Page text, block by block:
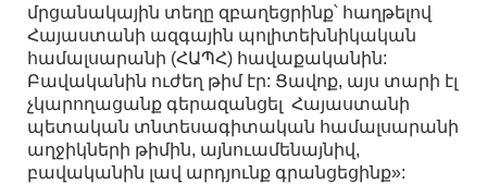
մրցանակային տեղը զբաղեցրինք՝ հաղթելով
Հայաստանի ազգային պոլիտեխնիկական
համալսարանի (ՀԱՊՀ) հավաքականին:
Բավականին ուժեղ թիմ էր: Ցավոք, այս տարի էլ
չկարողացանք գերազանցել Հայաստանի
պետական տնտեսագիտական համալսարանի
աղջիկների թիմին, այնուամենայնիվ,
բավականին լավ արդյունք գրանցեցինք»: